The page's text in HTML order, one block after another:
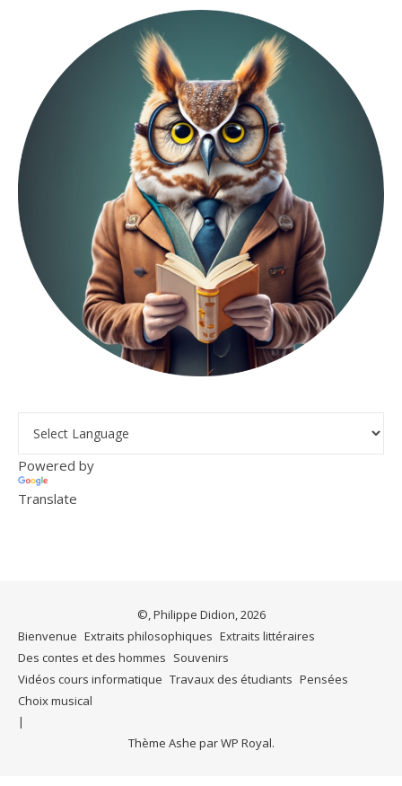
Powered by
Translate
©, Philippe Didion, 2026
Bienvenue Extraits philosophiques Extraits littéraires
Des contes et des hommes Souvenirs
Vidéos cours informatique Travaux des étudiants Pensées
Choix musical
Thème Ashe parWP Royal.